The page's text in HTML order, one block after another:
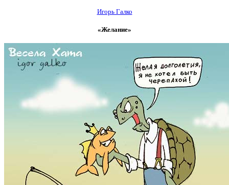
Игорь Галко
«Желание»